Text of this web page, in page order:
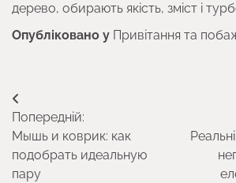
дерево, обирають якість, зміст і
Опубліковано у Привітання та
Навігація
записів
Попередній:
Мышь и коврик: как
подобрать идеальную
пару
Реальні